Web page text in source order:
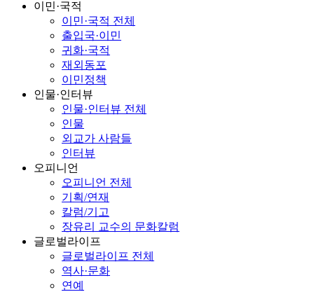
이민·국적
이민·국적 전체
출입국·이민
귀화·국적
재외동포
이민정책
인물·인터뷰
인물·인터뷰 전체
인물
외교가 사람들
인터뷰
오피니언
오피니언 전체
기획/연재
칼럼/기고
장유리 교수의 문화칼럼
글로벌라이프
글로벌라이프 전체
역사·문화
연예